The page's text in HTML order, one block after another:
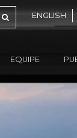
ENGLISH
EQUIPE